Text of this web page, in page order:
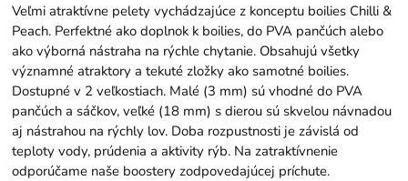
Veľmi atraktívne pelety vychádzajúce z konceptu boilies Chilli &
Peach. Perfektné ako doplnok k boilies, do PVA pančúch alebo
ako výborná nástraha na rýchle chytanie. Obsahujú všetky
významné atraktory a tekuté zložky ako samotné boilies.
Dostupné v 2 veľkostiach. Malé (3 mm) sú vhodné do PVA
pančúch a sáčkov, veľké (18 mm) s dierou sú skvelou návnadou
aj nástrahou na rýchly lov. Doba rozpustnosti je závislá od
teploty vody, prúdenia a aktivity rýb. Na zatraktívnenie
odporúčame naše boostery zodpovedajúcej príchute.